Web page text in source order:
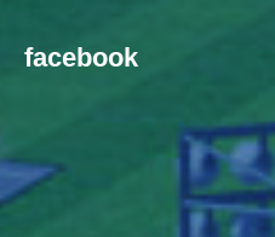
facebook